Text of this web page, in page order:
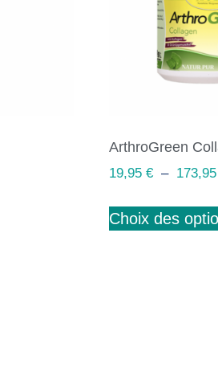
ArthroGreen
19,95 € – 173,95
Choix des